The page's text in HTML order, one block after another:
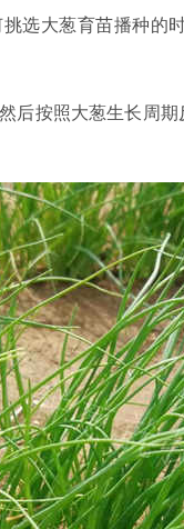
选大葱育苗播种的
后按照大葱生长周